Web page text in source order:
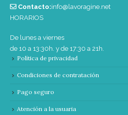
Contacto:info@lavoragine.net
HORARIOS
De lunes a viernes
de 10 a 13:30h. y de 17:30 a 21h.
Política de privacidad
Condiciones de contratación
Pago seguro
Atención a la usuaria